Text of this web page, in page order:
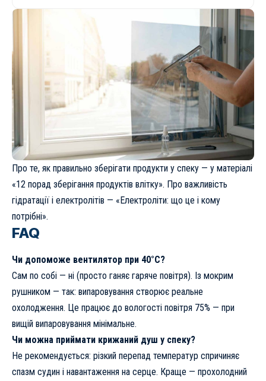
Про те, як правильно зберігати продукти у спеку — у матеріалі
«12 порад зберігання продуктів влітку». Про важливість
гідратації і електролітів — «Електроліти: що це і кому
потрібні».
FAQ
Чи допоможе вентилятор при 40°C?
Сам по собі — ні (просто ганяє гаряче повітря). Із мокрим
рушником — так: випаровування створює реальне
охолодження. Це працює до вологості повітря 75% — при
вищій випаровування мінімальне.
Чи можна приймати крижаний душ у спеку?
Не рекомендується: різкий перепад температур спричиняє
спазм судин і навантаження на серце. Краще — прохолодний